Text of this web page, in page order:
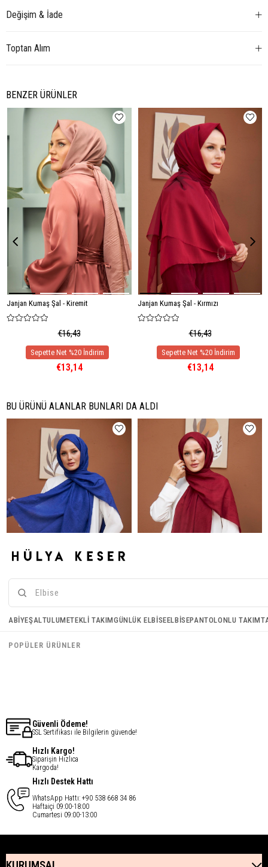
Değişim & İade
Toptan Alım
BENZER ÜRÜNLER
Janjan Kumaş Şal - Kiremit
€16,43
€13,14
Janjan Kumaş Şal - Kırmızı
€16,43
€13,14
BU ÜRÜNÜ ALANLAR BUNLARI DA ALDI
Bambu Şal - Saks Mavi
€10,95
Bambu Şal - Bordo
Güvenli Ödeme!
SSL Sertifikası ile Bilgilerin güvende!
Hızlı Kargo!
Siparişin Hızlıca
Kargoda!
Hızlı Destek Hattı
WhatsApp Hattı: +90 538 668 34 86
Haftaiçi 09:00-18:00
Cumartesi 09:00-13:00
ABIYEŞALTULUMETEKLI TAKIMGÜNLÜK ELBISEELBISEPANTOLONLU TAKIM
POPÜLER ÜRÜNLER